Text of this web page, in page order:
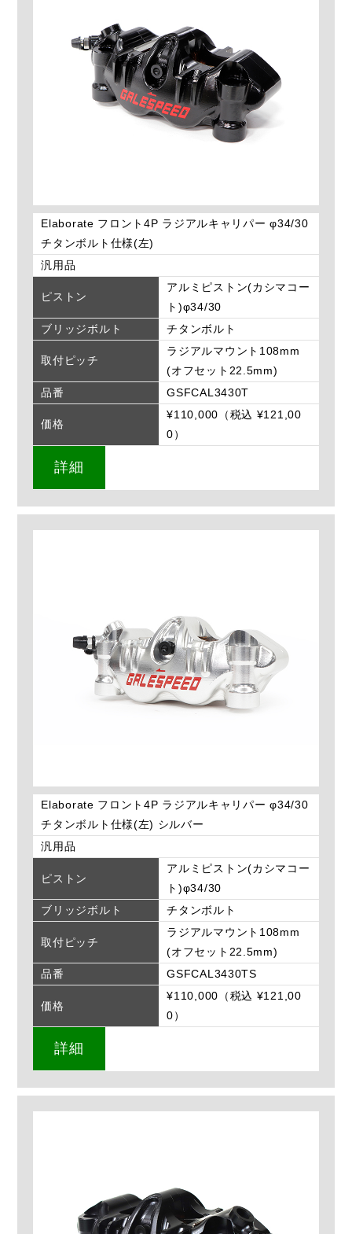
Elaborate フロント4P ラジアルキャリパー φ34/30
チタンボルト仕様(左)
汎用品
ピストン
アルミピストン(カシマコー
ト)φ34/30
ブリッジボルト
チタンボルト
取付ピッチ
ラジアルマウント108mm
(オフセット22.5mm)
品番
GSFCAL3430T
価格
¥110,000（税込 ¥121,00
0）
詳細
Elaborate フロント4P ラジアルキャリパー φ34/30
チタンボルト仕様(左) シルバー
汎用品
ピストン
アルミピストン(カシマコー
ト)φ34/30
ブリッジボルト
チタンボルト
取付ピッチ
ラジアルマウント108mm
(オフセット22.5mm)
品番
GSFCAL3430TS
価格
¥110,000（税込 ¥121,00
0）
詳細